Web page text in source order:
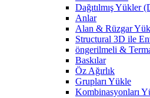
Dağıtılmış Yükler
Anlar
Alan & Rüzgar
Structural 3D ile
öngerilmeli &
Baskılar
Öz Ağırlık
Grupları Yükle
Kombinasyonları